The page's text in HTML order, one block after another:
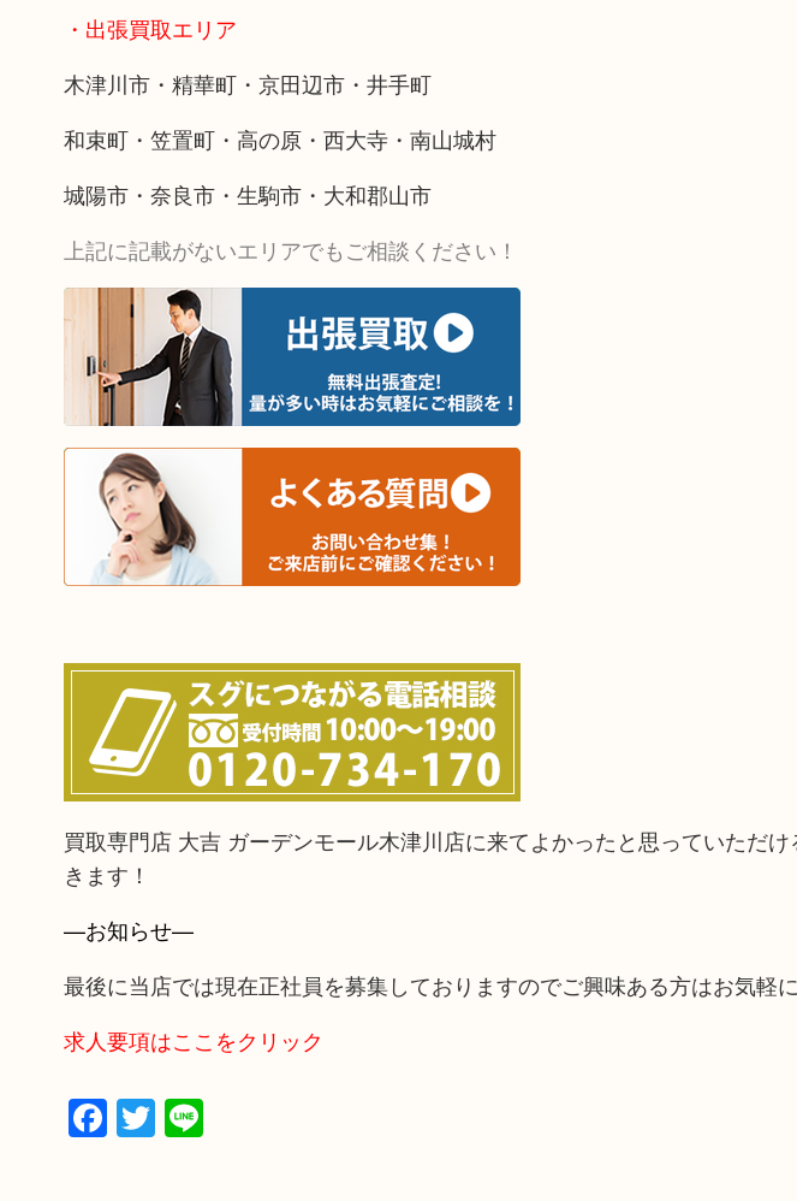
・出張買取エリア
木津川市・精華町・京田辺市・井手町
和束町・笠置町・高の原・西大寺・南山城村
城陽市・奈良市・生駒市・大和郡山市
上記に記載がないエリアでもご相談ください！
買取専門店 大吉 ガーデンモール木津川店に来てよかったと思っていただ
きます！
—お知らせ—
最後に当店では現在正社員を募集しておりますのでご興味ある方はお気軽
求人要項はここをクリック
Facebook
Twitter
Line